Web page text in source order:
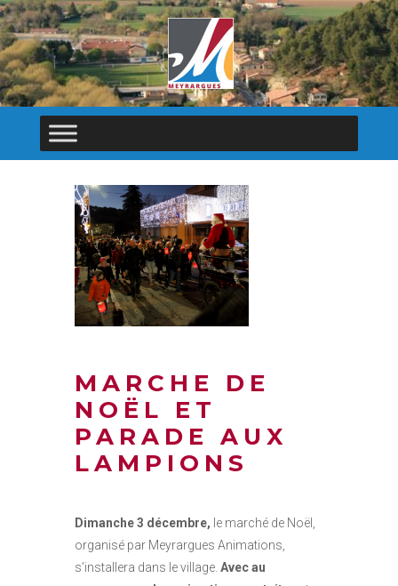
MARCHE DE
NOËL ET
PARADE AUX
LAMPIONS
Dimanche 3 décembre, le marché de Noël,
organisé par Meyrargues Animations,
s’installera dans le village. Avec au